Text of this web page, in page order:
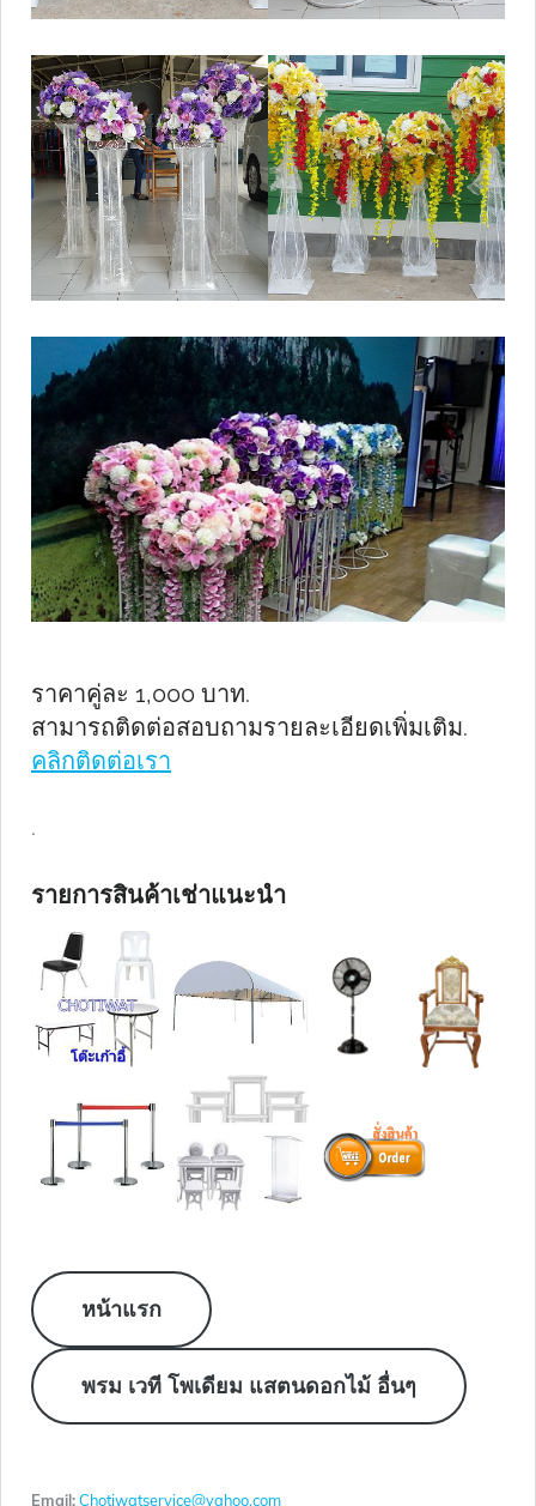
ราคาคู่ละ 1,000 บาท.
สามารถติดต่อสอบถามรายละเอียดเพิ่มเติม.
คลิกติดต่อเรา
.
รายการสินค้าเช่าแนะนำ
หน้าแรก
พรม เวที โพเดียม แสตนดอกไม้ อื่นๆ
Email:Chotiwatservice@yahoo.com